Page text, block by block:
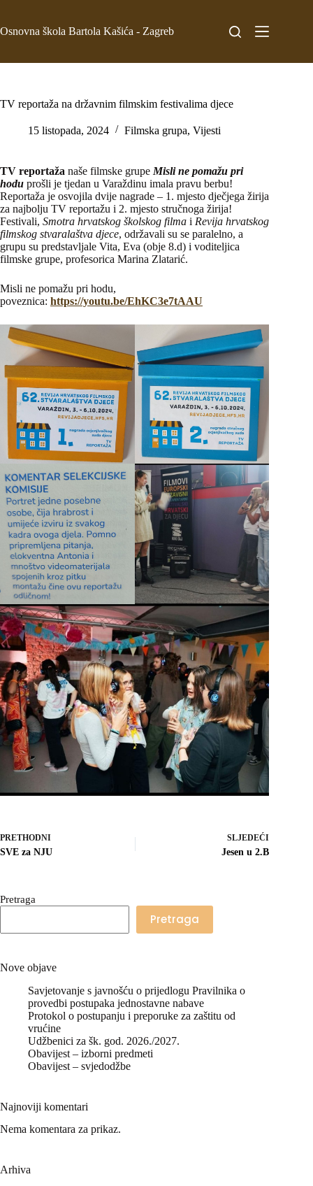
Osnovna škola Bartola Kašića - Zagreb
TV reportaža na državnim filmskim festivalima djece
15 listopada, 2024 Filmska grupa, Vijesti
TV reportaža naše filmske grupe Misli ne pomažu pri
hodu prošli je tjedan u Varaždinu imala pravu berbu!
Reportaža je osvojila dvije nagrade – 1. mjesto dječjega žirija
za najbolju TV reportažu i 2. mjesto stručnoga žirija!
Festivali, Smotra hrvatskog školskog filma i Revija hrvatskog
filmskog stvaralaštva djece, održavali su se paralelno, a
grupu su predstavljale Vita, Eva (obje 8.d) i voditeljica
filmske grupe, profesorica Marina Zlatarić.
Misli ne pomažu pri hodu,
poveznica: https://youtu.be/EhKC3e7tAAU
PRETHODNI
SVE za NJU
SLJEDEĆI
Jesen u 2.B
Pretraga
Pretraga
Nove objave
Savjetovanje s javnošću o prijedlogu Pravilnika o
provedbi postupaka jednostavne nabave
Protokol o postupanju i preporuke za zaštitu od
vrućine
Udžbenici za šk. god. 2026./2027.
Obavijest – izborni predmeti
Obavijest – svjedodžbe
Najnoviji komentari
Nema komentara za prikaz.
Arhiva